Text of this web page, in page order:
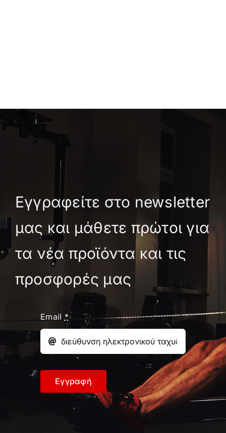
Εγγραφείτε στο newsletter
μας και μάθετε πρώτοι για
τα νέα προϊόντα και τις
προσφορές μας
Email *
Εγγραφή